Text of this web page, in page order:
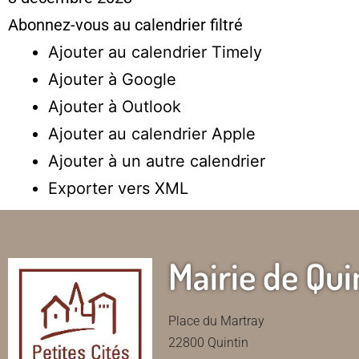
Abonnez-vous au calendrier filtré
Ajouter au calendrier Timely
Ajouter à Google
Ajouter à Outlook
Ajouter au calendrier Apple
Ajouter à un autre calendrier
Exporter vers XML
Mairie de
Place du Martray
22800 Quintin